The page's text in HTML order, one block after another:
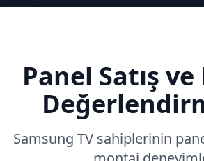
Panel Satış
Samsung TV sahiplerinin